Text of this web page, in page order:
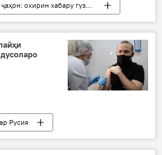
Коронавирус дар Русия ва ҷаҳон: охирин хабару гузоришҳо
маризӣ
Русия